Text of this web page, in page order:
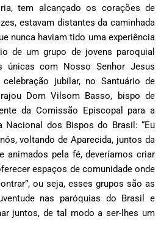
tem alcançado os corações de
estavam distantes da caminhada
nunca haviam tido uma experiência
de um grupo de jovens paroquial
únicas com Nosso Senhor Jesus
jubilar, no Santuário de
Dom Vilsom Basso, bispo de
da Comissão Episcopal para a
Nacional dos Bispos do Brasil: “Eu
voltando de Aparecida, juntos da
animados pela fé, deveríamos criar
espaços de comunidade onde
ou seja, esses grupos são as
nas paróquias do Brasil e
juntos, de tal modo a ser-lhes um